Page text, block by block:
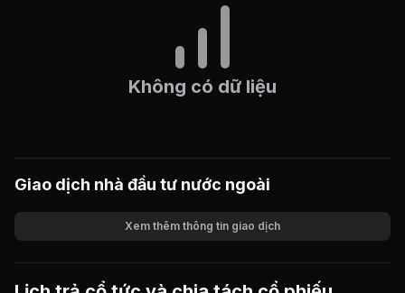
Không có dữ liệu
Giao dịch nhà đầu tư nước ngoài
Giá trị giao dịch
Xem thêm thông tin giao dịch